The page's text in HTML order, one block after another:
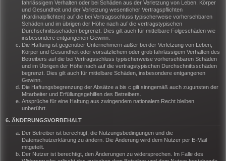
fahrlässigem Verhalten oder bei Schäden aus der Verletzung von Leben, Körper
und Gesundheit und der Verletzung wesentlicher Vertragspflichten
(Kardinalpflichten) auf die bei Vertragsschluss typischerweise vorhersehbaren
Schäden und im übrigen der Höhe nach auf die vertragstypischen
Durchschnittsschäden begrenzt. Dies gilt auch für mittelbare Folgeschäden wie
insbesondere entgangenen Gewinn.
Die Haftung ist gegenüber Unternehmern außer bei der Verletzung von Leben,
Körper und Gesundheit oder vorsätzlichem oder grob fahrlässigem Verhalten des
Betreibers auf die bei Vertragsschluss typischerweise vorhersehbaren Schäden
und im Übrigen der Höhe nach auf die vertragstypischen Durchschnittsschäden
begrenzt. Dies gilt auch für mittelbare Schäden, insbesondere entgangenen
Gewinn.
Die Haftungsbegrenzung der Absätze a bis c gilt sinngemäß auch zugunsten der
Mitarbeiter und Erfüllungsgehilfen des Betreibers.
Ansprüche für eine Haftung aus zwingendem nationalem Recht bleiben
unberührt.
6. ÄNDERUNGSVORBEHALT
Der Betreiber ist berechtigt, die Nutzungsbedingungen und die
Datenschutzerklärung zu ändern. Die Änderung wird dem Nutzer per E-Mail
mitgeteilt.
Der Nutzer ist berechtigt, den Änderungen zu widersprechen. Im Falle des